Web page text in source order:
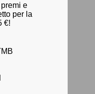
e
per la
€!